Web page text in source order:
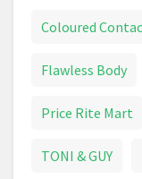
Coloured
Flawless Body
Price Rite Mart
TONI & GUY